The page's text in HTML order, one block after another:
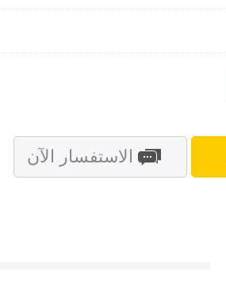
الاستفسار الآن